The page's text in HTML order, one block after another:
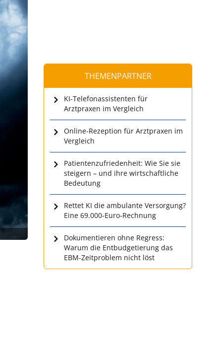
THEMENPARTNER
KI-Telefonassistenten für
Arztpraxen im Vergleich
Online-Rezeption für Arztpraxen im
Vergleich
Patientenzufriedenheit: Wie Sie sie
steigern – und ihre wirtschaftliche
Bedeutung
Rettet KI die ambulante Versorgung?
Eine 69.000-Euro-Rechnung
Dokumentieren ohne Regress:
Warum die Entbudgetierung das
EBM-Zeitproblem nicht löst